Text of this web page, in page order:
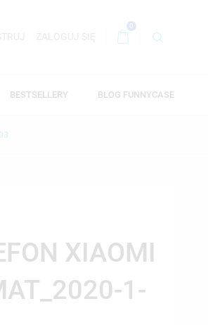
0
BESTSELLERY BLOG FUNNYCASE
XIAOMI
1-